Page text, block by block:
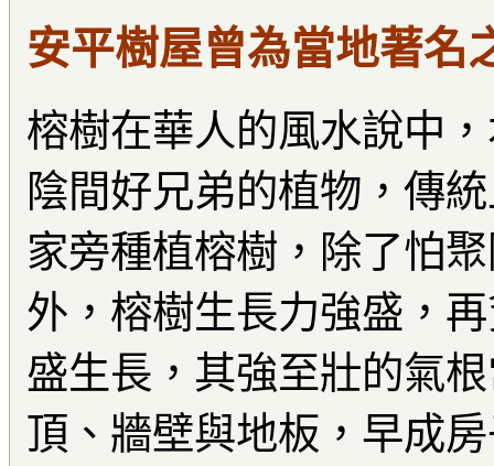
安平樹屋曾為當地著名
榕樹在華人的風水說中
陰間好兄弟的植物，傳
家旁種植榕樹，除了怕
外，榕樹生長力強盛，
盛生長，其強至壯的氣
頂、牆壁與地板，早成